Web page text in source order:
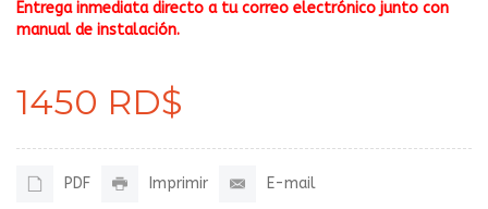
Entrega inmediata directo a tu correo electrónico junto con
manual de instalación.
1450 RD$
PDF Imprimir E-mail